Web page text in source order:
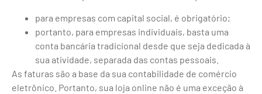
para empresas com capital social, é obrigatório;
portanto, para empresas individuais, basta uma
conta bancária tradicional desde que seja dedicada à
sua atividade, separada das contas pessoais.
As faturas são a base da sua contabilidade de comércio
eletrônico. Portanto, sua loja online não é uma exceção à